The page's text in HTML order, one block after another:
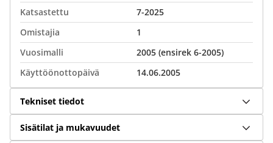
Katsastettu
7-2025
Omistajia
1
Vuosimalli
2005 (ensirek 6-2005)
Käyttöönottopäivä
14.06.2005
Tekniset tiedot
Sisätilat ja mukavuudet